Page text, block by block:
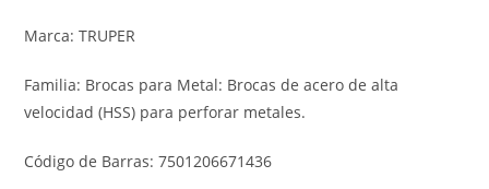
Marca: TRUPER
Familia: Brocas para Metal: Brocas de acero de alta
velocidad (HSS) para perforar metales.
Código de Barras: 7501206671436